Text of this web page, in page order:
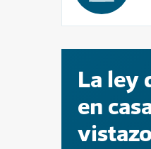
La ley
en
vistazo